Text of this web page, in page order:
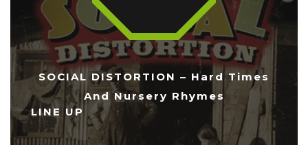
SOCIAL DISTORTION – Hard Times
And Nursery Rhymes
LINE UP